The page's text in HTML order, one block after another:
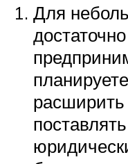
Для
расширить